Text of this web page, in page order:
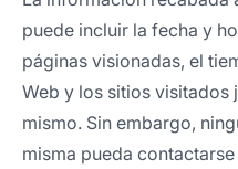
puede incluir la fecha y
páginas visionadas, el
Web y los sitios visitados
mismo. Sin embargo,
misma pueda